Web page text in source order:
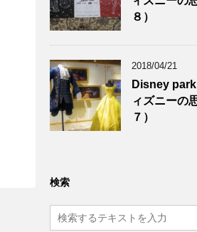
８）
2018/04/21
Disney
ィズニーの
７）
検索